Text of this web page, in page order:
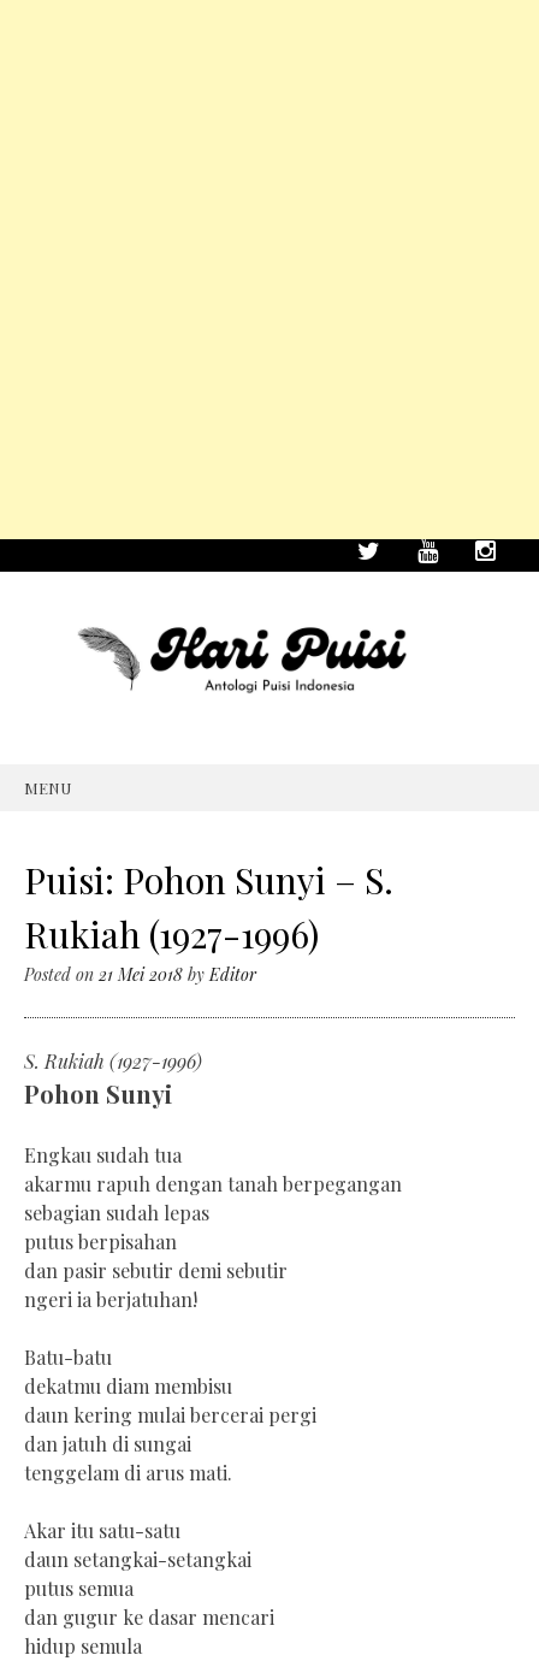
MENU
Puisi: Pohon Sunyi – S.
Rukiah (1927-1996)
Posted on 21 Mei 2018 byEditor
S. Rukiah (1927-1996)
Pohon Sunyi
Engkau sudah tua
akarmu rapuh dengan tanah berpegangan
sebagian sudah lepas
putus berpisahan
dan pasir sebutir demi sebutir
ngeri ia berjatuhan!
Batu-batu
dekatmu diam membisu
daun kering mulai bercerai pergi
dan jatuh di sungai
tenggelam di arus mati.
Akar itu satu-satu
daun setangkai-setangkai
putus semua
dan gugur ke dasar mencari
hidup semula